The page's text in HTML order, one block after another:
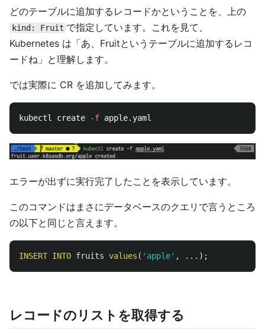
どのテーブルに追加するレコードかということを、上の
kind: Fruit で指定しています。これを見て、
Kubernetes は「あ、Fruitというテーブルに追加するレコ
ードね」と理解します。
では実際に CR を追加してみます。
kubectl create -f
エラーが出ずに実行完了したことを表示しています。
このコマンドはまさにデータベースのクエリで言うところ
の以下と同じと言えます。
INSERT INTO fruits values ( 'apple' , ...);
レコードのリストを取得する